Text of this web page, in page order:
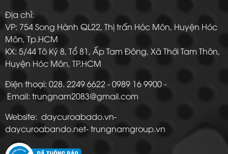
Địa chỉ:
VP: 754 Song Hành QL22, Thị trấn Hóc Môn, Huyện Hóc
Môn, Tp.HCM
KX: 5/44 Tô Ký 8, Tổ 81, Ấp Tam Đông, Xã Thới Tam Thôn,
Huyện Hóc Môn, TP.HCM
Điện thoại: 028. 2249 6622 - 0989 16 9900 -
Email: trungnam2083@gmail.com
Website: daycuroabado.vn-
daycuroabando.net- trungnamgroup.vn